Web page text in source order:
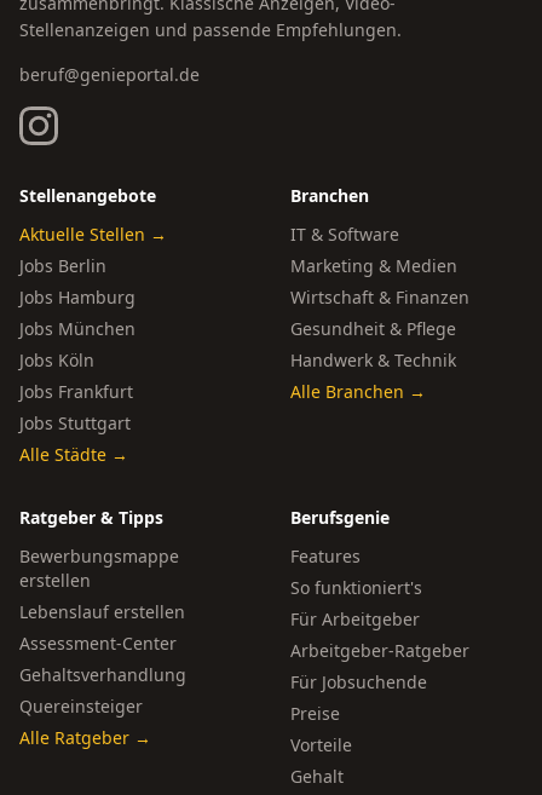
Stellenanzeigen und passende Empfehlungen.
beruf@genieportal.de
Stellenangebote
Aktuelle Stellen →
Jobs Berlin
Jobs Hamburg
Jobs München
Jobs Köln
Jobs Frankfurt
Jobs Stuttgart
Alle Städte →
Branchen
IT & Software
Marketing & Medien
Wirtschaft & Finanzen
Gesundheit & Pflege
Handwerk & Technik
Alle Branchen →
Ratgeber & Tipps
Bewerbungsmappe
erstellen
Lebenslauf erstellen
Assessment-Center
Gehaltsverhandlung
Quereinsteiger
Alle Ratgeber →
Berufsgenie
Features
So funktioniert's
Für Arbeitgeber
Arbeitgeber-Ratgeber
Für Jobsuchende
Preise
Vorteile
Gehalt